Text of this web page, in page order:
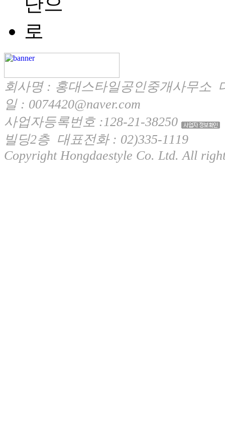
회사명 : 홍대스타일공인중개사무소
일 : 0074420@naver.com
사업자등록번호 :128-21-38250
빌딩2층 대표전화 : 02)335-1119
Copyright Hongdaestyle Co. Ltd. All